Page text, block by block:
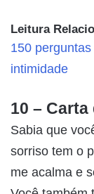
Leitura
150
intimidade
10 –
Sabia que
sorriso tem o
me acalma e